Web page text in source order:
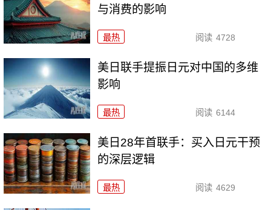
与消费的影响
最热 阅读 4728
美日联手提振日元对中国的多维
影响
最热 阅读 6144
美日28年首联手：买入日元干预
的深层逻辑
最热 阅读 4629